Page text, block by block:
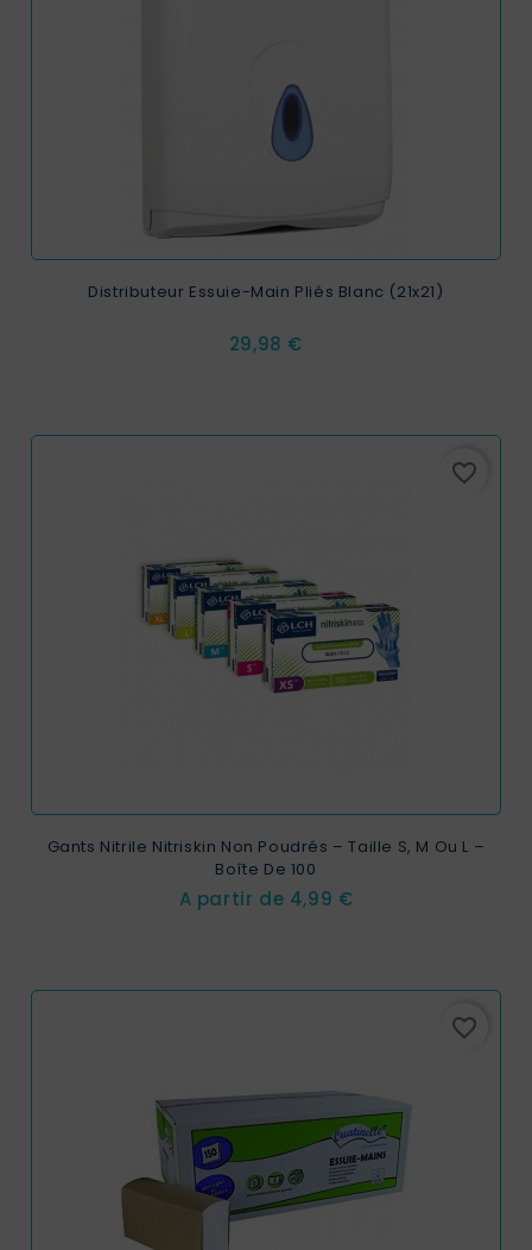
Distributeur Essuie-Main Pliés Blanc (21x21)
Prix
29,98 €
favorite_border
Gants Nitrile Nitriskin Non Poudrés – Taille S, M Ou L –
Boîte De 100
A partir de Prix
4,99 €
favorite_border